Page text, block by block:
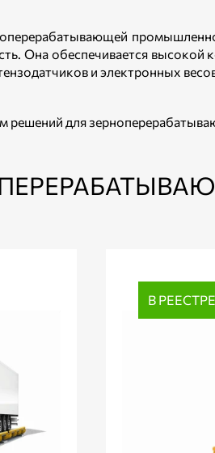
Она обеспечивается высокой
и электронных
решений для
В